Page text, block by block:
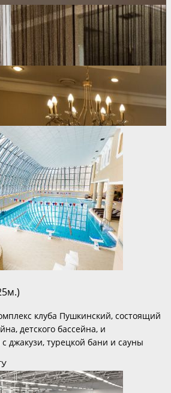
клуба Пушкинский, состоящий
детского бассейна, и
джакузи, турецкой бани и сауны